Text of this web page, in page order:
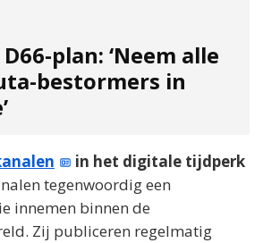
plan: ‘Neem alle
bestormers in
in het digitale tijdperk
tegenwoordig een
innemen binnen de
Zij publiceren regelmatig